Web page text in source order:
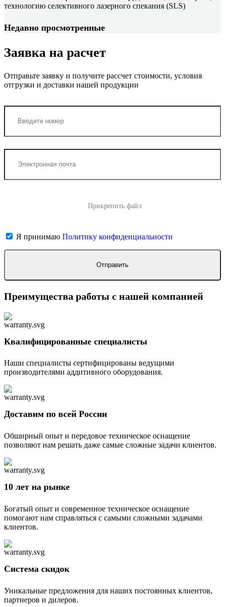
технологию селективного лазерного спекания (SLS)
Недавно просмотренные
Заявка на расчет
Отправьте заявку и получите рассчет стоимости, условия
отгрузки и доставки нашей продукции
Прикрепить файл
Я принимаю Политику конфиденциальности
Преимущества работы с нашей компанией
Квалифицированные специалисты
Наши специалисты сертифицированы ведущими
производителями аддитивного оборудования.
Доставим по всей России
Обширный опыт и передовое техническое оснащение
позволяют нам решать даже самые сложные задачи клиентов.
10 лет на рынке
Богатый опыт и современное техническое оснащение
помогают нам справляться с самыми сложными задачами
клиентов.
Cистема скидок
Уникальные предложения для наших постоянных клиентов,
партнеров и дилеров.